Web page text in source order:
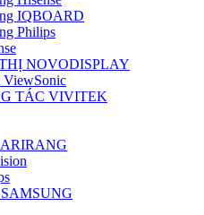
IQBOARD
Philips
NOVODISPLAY
ViewSonic
TÁC VIVITEK